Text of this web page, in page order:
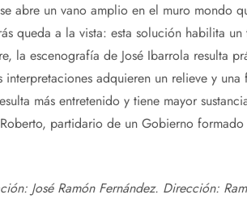
abre un vano amplio en el muro mondo
queda a la vista: esta solución habilita
la escenografía de José Ibarrola resulta
adquieren un relieve y una
más entretenido y tiene mayor
partidario de un Gobierno
José Ramón Fernández. Dirección: